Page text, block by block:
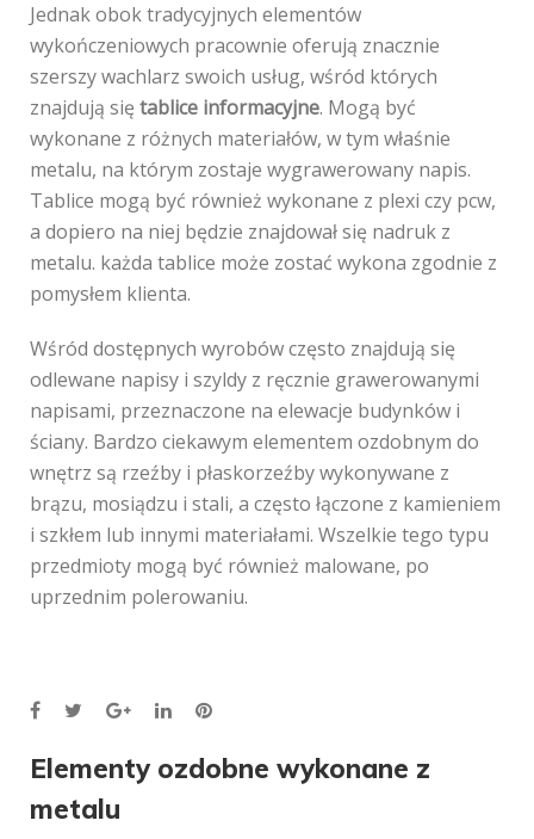
Jednak obok tradycyjnych elementów
wykończeniowych pracownie oferują znacznie
szerszy wachlarz swoich usług, wśród których
znajdują się tablice informacyjne. Mogą być
wykonane z różnych materiałów, w tym właśnie
metalu, na którym zostaje wygrawerowany napis.
Tablice mogą być również wykonane z plexi czy pcw,
a dopiero na niej będzie znajdował się nadruk z
metalu. każda tablice może zostać wykona zgodnie z
pomysłem klienta.
Wśród dostępnych wyrobów często znajdują się
odlewane napisy i szyldy z ręcznie grawerowanymi
napisami, przeznaczone na elewacje budynków i
ściany. Bardzo ciekawym elementem ozdobnym do
wnętrz są rzeźby i płaskorzeźby wykonywane z
brązu, mosiądzu i stali, a często łączone z kamieniem
i szkłem lub innymi materiałami. Wszelkie tego typu
przedmioty mogą być również malowane, po
uprzednim polerowaniu.
Facebook
TwitterGoogle+LinkedInPinterest
Nawigacja
Elementy ozdobne wykonane z
metalu